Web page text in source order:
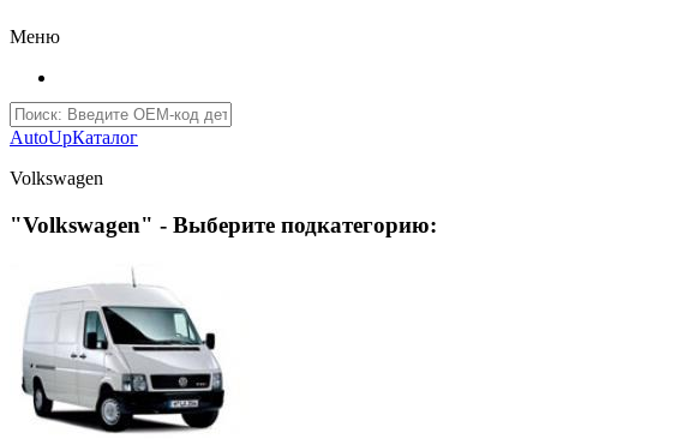
Меню
AutoUpКаталог
Volkswagen
"Volkswagen" - Выберите подкатегорию: